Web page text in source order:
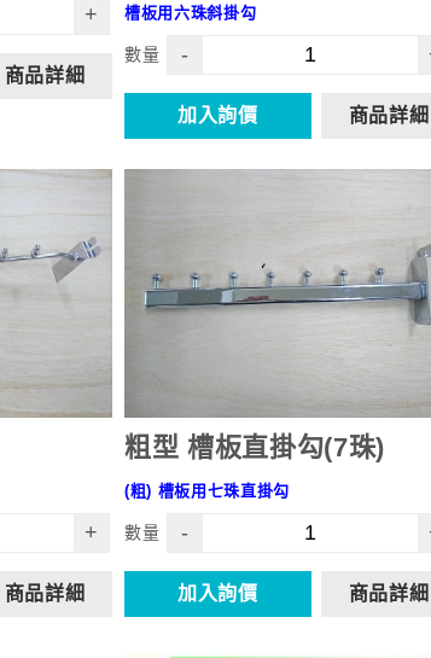
+
商品詳細
槽板用六珠斜掛勾
數量 -
加入詢價 商品詳細
+
商品詳細
粗型 槽板直掛勾(7珠)
(粗) 槽板用七珠直掛勾
數量 -
加入詢價 商品詳細